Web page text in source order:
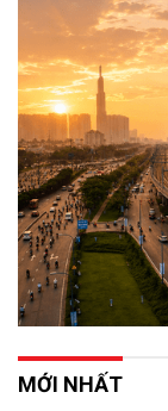
MỚI NHẤT